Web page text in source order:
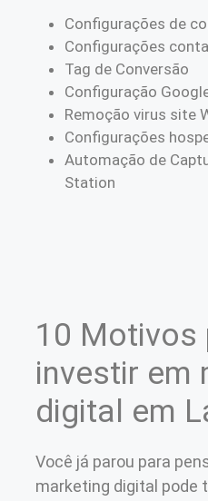
Configurações de
Configurações
Tag de Conversão
Configuração
Remoção virus site
Configurações
Automação de
Station
10 Motivos
investir em
digital em
Você já parou para
marketing digital pode